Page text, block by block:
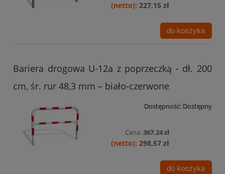
227,15 zł
do koszyka
Bariera drogowa U-12a z poprzeczką - dł. 200
cm, śr. rur 48,3 mm – biało-czerwone
Dostępność: Dostępny
Cena:367,24 zł
298,57 zł
do koszyka